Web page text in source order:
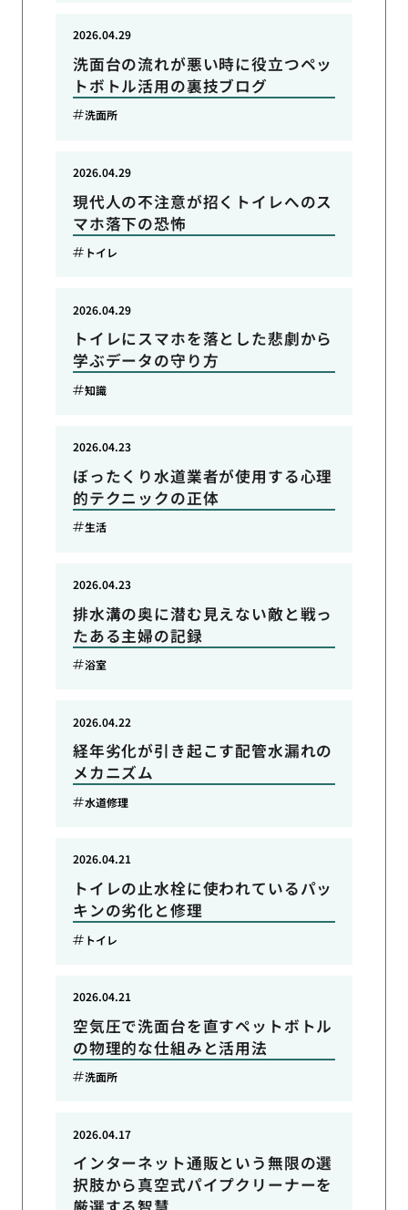
洗面台の流れが悪い時に役立つペッ
トボトル活用の裏技ブログ
2026.04.29
洗面所
現代人の不注意が招くトイレへのス
マホ落下の恐怖
2026.04.29
トイレ
トイレにスマホを落とした悲劇から
学ぶデータの守り方
2026.04.29
知識
ぼったくり水道業者が使用する心理
的テクニックの正体
2026.04.23
生活
排水溝の奥に潜む見えない敵と戦っ
たある主婦の記録
2026.04.23
浴室
経年劣化が引き起こす配管水漏れの
メカニズム
2026.04.22
水道修理
トイレの止水栓に使われているパッ
キンの劣化と修理
2026.04.21
トイレ
空気圧で洗面台を直すペットボトル
の物理的な仕組みと活用法
2026.04.21
洗面所
インターネット通販という無限の選
択肢から真空式パイプクリーナーを
2026.04.17